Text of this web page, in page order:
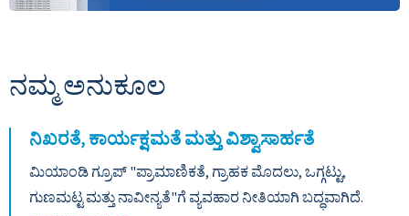
ನಮ್ಮ ಅನುಕೂಲ
ನಿಖರತೆ, ಕಾರ್ಯಕ್ಷಮತೆ ಮತ್ತು ವಿಶ್ವಾಸಾರ್ಹತೆ
ಮಿಯಾಂಡಿ ಗ್ರೂಪ್ "ಪ್ರಾಮಾಣಿಕತೆ, ಗ್ರಾಹಕ ಮೊದಲು, ಒಗ್ಗಟ್ಟು,
ಗುಣಮಟ್ಟ ಮತ್ತು ನಾವೀನ್ಯತೆ"ಗೆ ವ್ಯವಹಾರ ನೀತಿಯಾಗಿ ಬದ್ಧವಾಗಿದೆ.